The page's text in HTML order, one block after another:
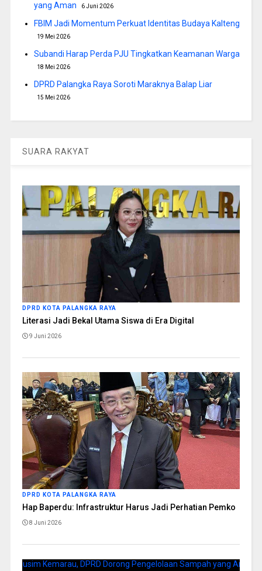
yang Aman
6 Juni 2026
FBIM Jadi Momentum Perkuat Identitas Budaya Kalteng
19 Mei 2026
Subandi Harap Perda PJU Tingkatkan Keamanan Warga
18 Mei 2026
DPRD Palangka Raya Soroti Maraknya Balap Liar
15 Mei 2026
SUARA RAKYAT
DPRD KOTA PALANGKA RAYA
Literasi Jadi Bekal Utama Siswa di Era Digital
9 Juni 2026
DPRD KOTA PALANGKA RAYA
Hap Baperdu: Infrastruktur Harus Jadi Perhatian Pemko
8 Juni 2026